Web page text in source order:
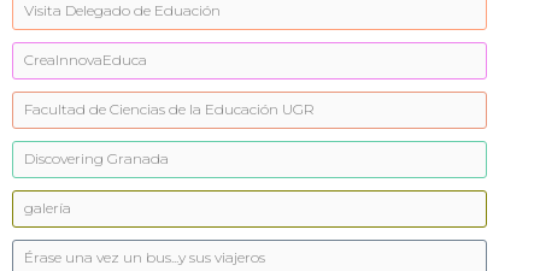
Visita Delegado de Eduación
CreaInnovaEduca
Facultad de Ciencias de la Educación UGR
Discovering Granada
galería
Érase una vez un bus...y sus viajeros